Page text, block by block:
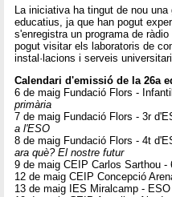
La iniciativa ha tingut de nou
educatius, ja que han pogut
s'enregistra un programa de
pogut visitar els laboratoris de
instal·lacions i serveis
Calendari d'emissió de la 26a
6 de maig Fundació Flors -
primària
7 de maig Fundació Flors - 3r
a l'ESO
8 de maig Fundació Flors - 4t
ara què? El nostre futur
9 de maig CEIP Carlos Sarthou
12 de maig CEIP Concepció
13 de maig IES Miralcamp -